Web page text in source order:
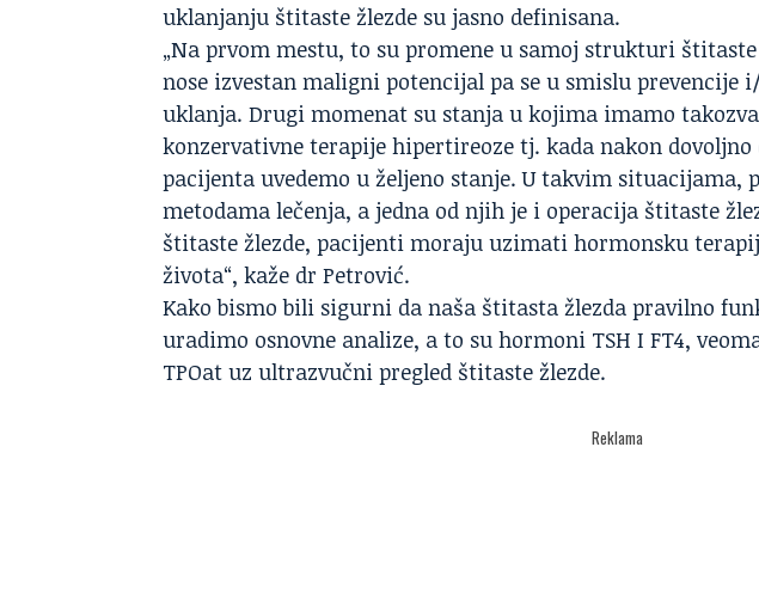
uklanjanju štitaste žlezde su jasno definisana.
„Na prvom mestu, to su promene u samoj strukturi
nose izvestan maligni potencijal pa se u smislu prevencije
uklanja. Drugi momenat su stanja u kojima imamo
konzervativne terapije hipertireoze tj. kada nakon dovoljno
pacijenta uvedemo u željeno stanje. U takvim
metodama lečenja, a jedna od njih je i operacija štitaste
štitaste žlezde, pacijenti moraju uzimati hormonsku
života“, kaže dr Petrović.
Kako bismo bili sigurni da naša štitasta žlezda pravilno
uradimo osnovne analize, a to su hormoni TSH I FT4,
TPOat uz ultrazvučni pregled štitaste žlezde.
Reklama